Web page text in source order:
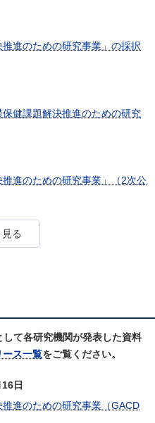
進のための研究事業」の採択
健課題解決推進のための研究
進のための研究事業」（2次公
る
て各研究機関が発表した資料
ス一覧をご覧ください。
日
進のための研究事業（GACD